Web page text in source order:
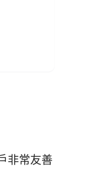
非常友善